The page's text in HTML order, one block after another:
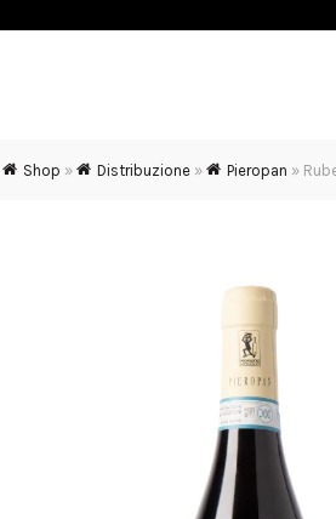
Shop » Distribuzione» Pieropan »